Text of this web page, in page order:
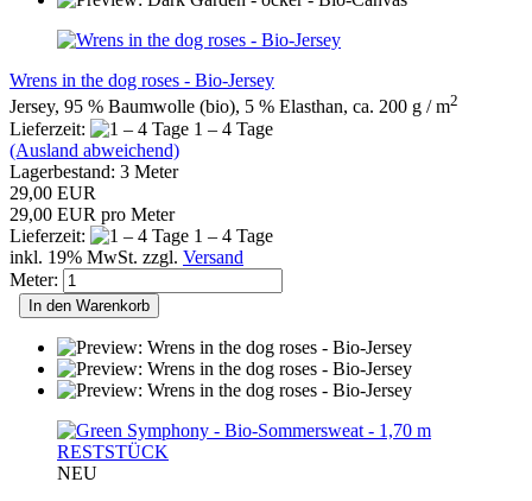
Wrens in the dog roses - Bio-Jersey
Jersey, 95 % Baumwolle (bio), 5 % Elasthan, ca. 200 g / m2
Lieferzeit:
1 – 4 Tage
(Ausland abweichend)
Lagerbestand: 3 Meter
29,00 EUR
29,00 EUR pro Meter
Lieferzeit:
1 – 4 Tage
inkl. 19% MwSt. zzgl. Versand
Meter:
In den Warenkorb
NEU